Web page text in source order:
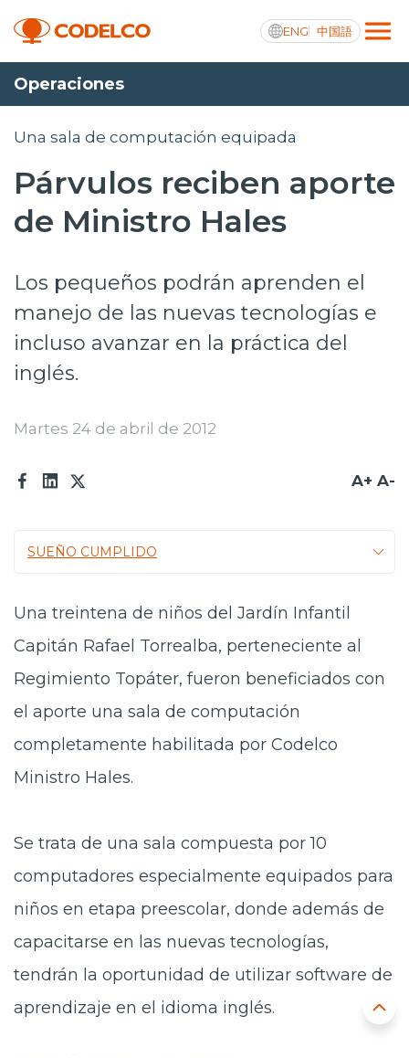
ENG 中国語
Transparencia activa
Proyectos
Sustentabilidad
Innovación
Prensa
Trabaja en Codelco
Canales de denuncia
Acceso trabajadores/as
Operaciones
Una sala de computación equipada
Párvulos reciben aporte
de Ministro Hales
Los pequeños podrán aprenden el
manejo de las nuevas tecnologías e
incluso avanzar en la práctica del
inglés.
Martes 24 de abril de 2012
A+ A-
SUEÑO CUMPLIDO
Una treintena de niños del Jardín Infantil
Capitán Rafael Torrealba, perteneciente al
Regimiento Topáter, fueron beneficiados con
el aporte una sala de computación
completamente habilitada por Codelco
Ministro Hales.
Se trata de una sala compuesta por 10
computadores especialmente equipados para
niños en etapa preescolar, donde además de
capacitarse en las nuevas tecnologías,
tendrán la oportunidad de utilizar software de
aprendizaje en el idioma inglés.